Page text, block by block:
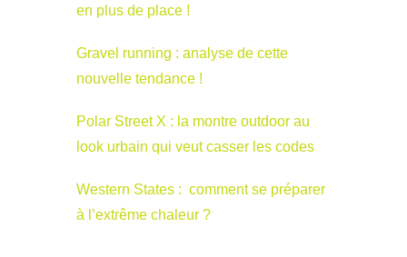
en plus de place !
Gravel running : analyse de cette
nouvelle tendance !
Polar Street X : la montre outdoor au
look urbain qui veut casser les codes
Western States : comment se préparer
à l’extrême chaleur ?